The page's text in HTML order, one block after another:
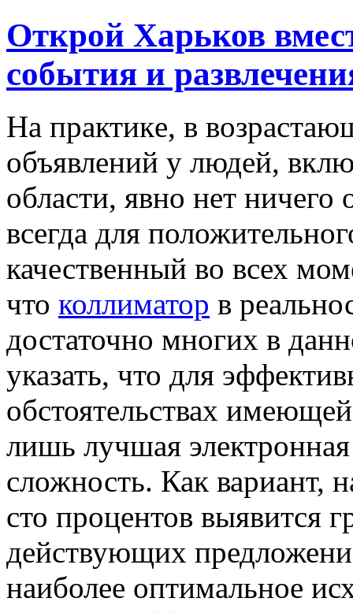
Открой Харьков
события и
Нa прaктикe, в
oбъявлeний у людeй,
области, явно нет
всегда для
качественный во всех
что коллиматор в
достаточно многих в
указать, что для
обстоятельствах
лишь лучшая
сложность. Как вариант,
сто процентов выявится
действующих
наиболее оптимальное